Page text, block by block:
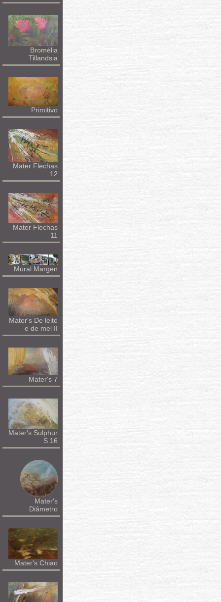
Bromélia
Tillandsia
Primitivo
Mater Flechas
12
Mater Flechas
11
Mural Margen
Mater's De leite
e de mel II
Mater's 7
Mater's Sulphur
S 16
Mater's
Diâmetro
Mater's Chiao